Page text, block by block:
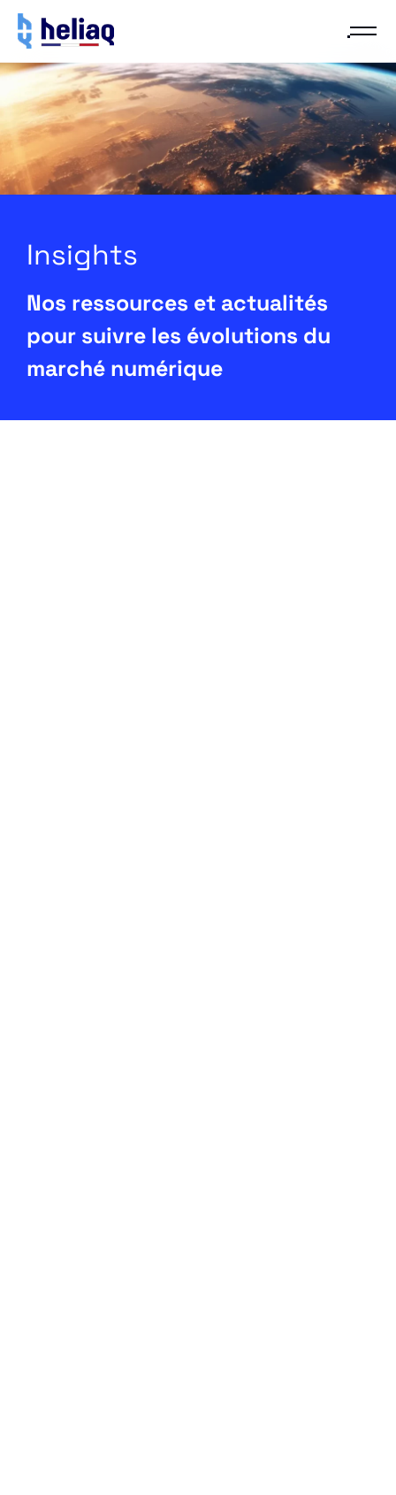
Insights
Nos ressources et actualités
pour suivre les évolutions du
marché numérique